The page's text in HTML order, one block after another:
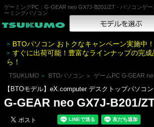
ゲーミングPC：G-GEAR neo GX7J-B201/ZT - パソコンゲ
ーミングパソコン
> BTOパソコン おトクなキャンペーン実施中！
> すぐに出荷可能！豊富なラインナップの完
ら！
TSUKUMO > BTOパソコン > ゲームPC G-GEAR
【BTOモデル】eX.computer デスクトップパソコ
G-GEAR neo GX7J-B201/